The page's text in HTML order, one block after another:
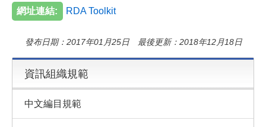
網址連結: RDA Toolkit
發布日期：2017年01月25日 最後更新：2018年12月18日
資訊組織規範
中文編目規範